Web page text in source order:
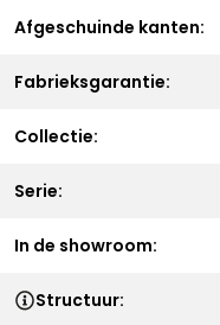
Afgeschuinde kanten:
Fabrieksgarantie:
Collectie:
Serie:
In de showroom:
Structuur: